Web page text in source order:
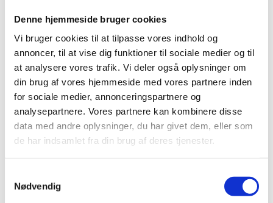
Denne hjemmeside bruger cookies
Vi bruger cookies til at tilpasse vores indhold og
annoncer, til at vise dig funktioner til sociale medier og til
at analysere vores trafik. Vi deler også oplysninger om
din brug af vores hjemmeside med vores partnere inden
for sociale medier, annonceringspartnere og
analysepartnere. Vores partnere kan kombinere disse
data med andre oplysninger, du har givet dem, eller som
de har indsamlet fra din brug af deres tjenester.
Nødvendig
Hvis du ikke skiller materialerne fra hinanden, skal
Hvad sker der med affaldet?
Papir og pap bliver genbrugt som råmateriale i
fremstillingen af nyt papir og pap.
Indholdet fra Plastcontaineren bliver sorteret,
smeltet om og genanvendt i nye produkter.
Indholdet af din restaffaldsbeholder bliver afleveret
på forbrændingsanlægget. Energien fra